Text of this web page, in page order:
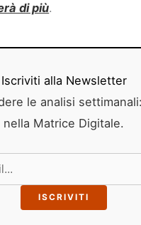
di più.
Iscriviti alla Newsletter
le analisi
nella Matrice Digitale.
ISCRIVITI